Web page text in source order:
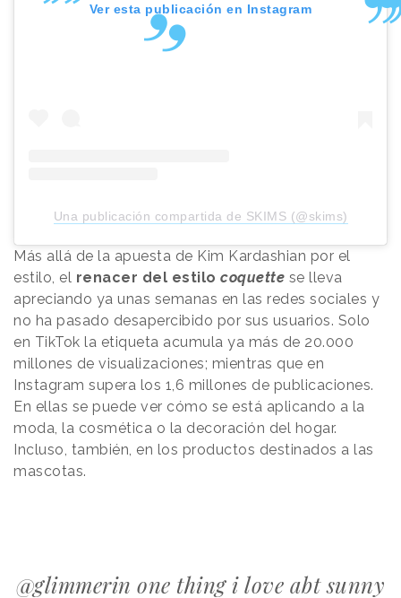
Ver esta publicación en Instagram
Una publicación compartida de SKIMS (@skims)
Más allá de la apuesta de Kim Kardashian por el
estilo, el renacer del estilo coquette se lleva
apreciando ya unas semanas en las redes sociales y
no ha pasado desapercibido por sus usuarios. Solo
en TikTok la etiqueta acumula ya más de 20.000
millones de visualizaciones; mientras que en
Instagram supera los 1,6 millones de publicaciones.
En ellas se puede ver cómo se está aplicando a la
moda, la cosmética o la decoración del hogar.
Incluso, también, en los productos destinados a las
mascotas.
@glimmerin one thing i love abt sunny